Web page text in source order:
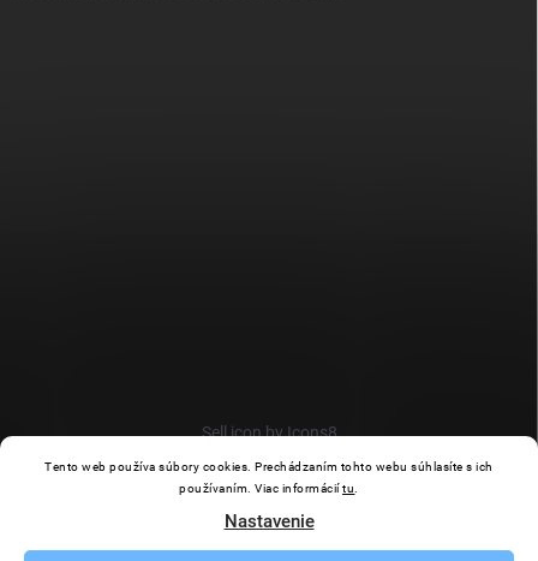
Tento web používa súbory cookies. Prechádzaním tohto webu súhlasíte s ich
používaním. Viac informáciítu
Nastavenie
Sell icon by Icons8